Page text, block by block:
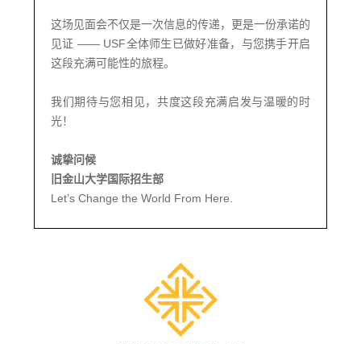
这场见面会不仅是一次信息的传递，更是一份承诺的
见证 —— USF全体师生已做好准备，与您携手开启
这段充满可能性的旅程。
我们期待与您相见，共度这段充满启发与温暖的时
光！
诚挚问候
旧金山大学国际招生部
Let’s Change the World From Here.